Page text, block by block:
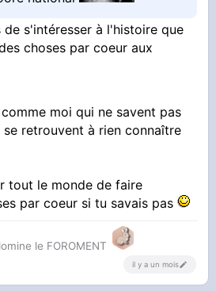
de s'intéresser à l'histoire que
choses par coeur aux
moi qui ne savent pas
retrouvent à rien connaître
tout le monde de faire
par coeur si tu savais pas
le FOROMENT
il y a un mois